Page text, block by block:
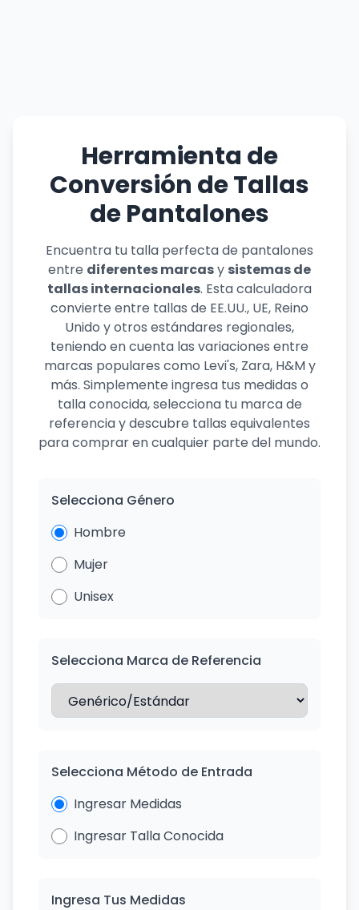
Herramienta de
Conversión de Tallas
de Pantalones
Encuentra tu talla perfecta de pantalones
entre diferentes marcasy sistemas de
tallas internacionales. Esta calculadora
convierte entre tallas de EE.UU., UE, Reino
Unido y otros estándares regionales,
teniendo en cuenta las variaciones entre
marcas populares como Levi's, Zara, H&M y
más. Simplemente ingresa tus medidas o
talla conocida, selecciona tu marca de
referencia y descubre tallas equivalentes
para comprar en cualquier parte del mundo.
Selecciona Género
Hombre
Mujer
Unisex
Selecciona Marca de Referencia
Selecciona Método de Entrada
Ingresar Medidas
Ingresar Talla Conocida
Ingresa Tus Medidas